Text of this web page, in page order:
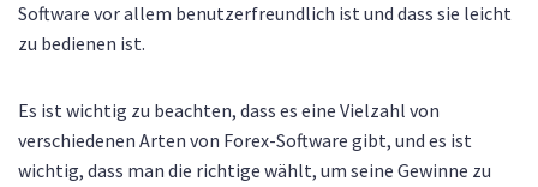
Software vor allem benutzerfreundlich ist und dass sie leicht
zu bedienen ist.
Es ist wichtig zu beachten, dass es eine Vielzahl von
verschiedenen Arten von Forex-Software gibt, und es ist
wichtig, dass man die richtige wählt, um seine Gewinne zu